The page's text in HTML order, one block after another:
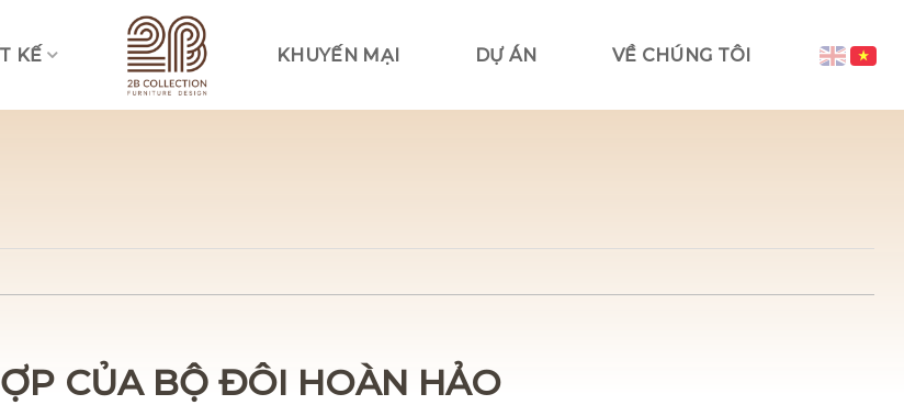
KẾ KHUYẾN MẠI DỰ ÁN VỀ CHÚNG TÔI
CỦA BỘ ĐÔI HOÀN HẢO
chọn hình thức liên lạc phù hợp với quý khách